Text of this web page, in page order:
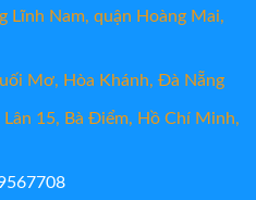
Lĩnh Nam, quận Hoàng Mai,
Mơ, Hòa Khánh, Đà Nẵng
15, Bà Điểm, Hồ Chí Minh,